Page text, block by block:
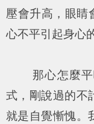
壓會升高，眼
心不平引起身心
那心怎麼平
式，剛說過的不
就是自覺慚愧。